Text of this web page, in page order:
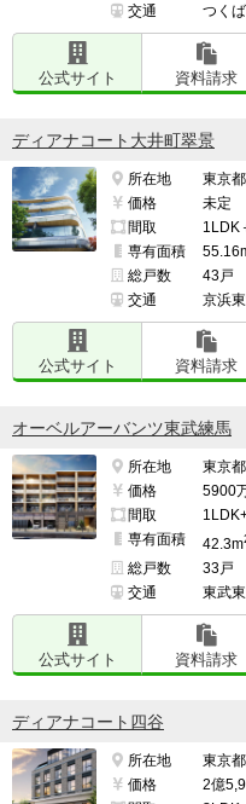
交通
つく
公式サイト 資料請求
ディアナコート大井町翠景
所在地
東京
価格
未定
間取
1LDK
専有面積
総戸数
43戸
交通
京浜
公式サイト 資料請求
オーベルアーバンツ東武練馬
所在地
東京
価格
5900
間取
専有面積
42.3m
総戸数
33戸
交通
東武
公式サイト 資料請求
ディアナコート四谷
所在地
東京
価格
2億